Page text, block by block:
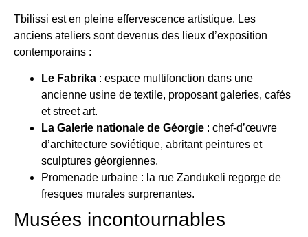
Tbilissi est en pleine effervescence artistique. Les
anciens ateliers sont devenus des lieux d’exposition
contemporains :
Le Fabrika : espace multifonction dans une
ancienne usine de textile, proposant galeries, cafés
et street art.
La Galerie nationale de Géorgie : chef-d’œuvre
d’architecture soviétique, abritant peintures et
sculptures géorgiennes.
Promenade urbaine : la rue Zandukeli regorge de
fresques murales surprenantes.
Musées incontournables